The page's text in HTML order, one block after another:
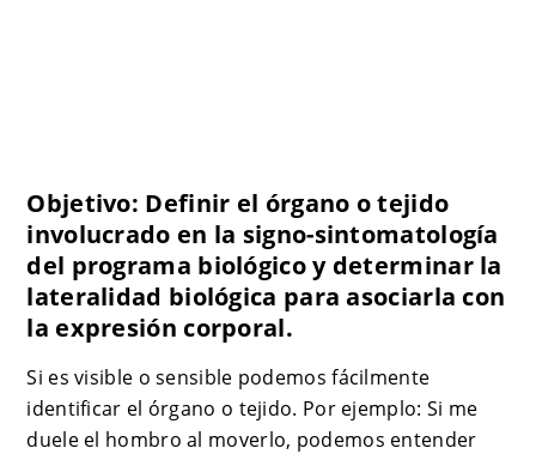
Objetivo: Definir el órgano o tejido
involucrado en la signo-sintomatología
del programa biológico y determinar la
lateralidad biológica para asociarla con
la expresión corporal.
Si es visible o sensible podemos fácilmente
identificar el órgano o tejido. Por ejemplo: Si me
duele el hombro al moverlo, podemos entender